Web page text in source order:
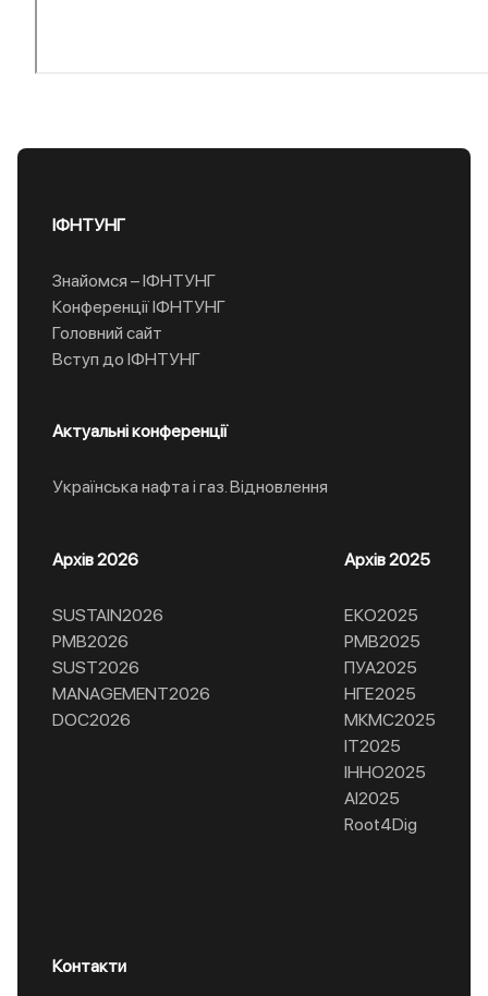
ІФНТУНГ
Знайомся – ІФНТУНГ
Конференції ІФНТУНГ
Головний сайт
Вступ до ІФНТУНГ
Актуальні конференції
Українська нафта і газ. Відновлення
Архів 2026
SUSTAIN2026
РМВ2026
SUST2026
MANAGEMENT2026
DOC2026
Архів 2025
ЕКО2025
РМВ2025
ПУА2025
НГЕ2025
МКМС2025
ІТ2025
ІННО2025
AI2025
Root4Dig
Контакти